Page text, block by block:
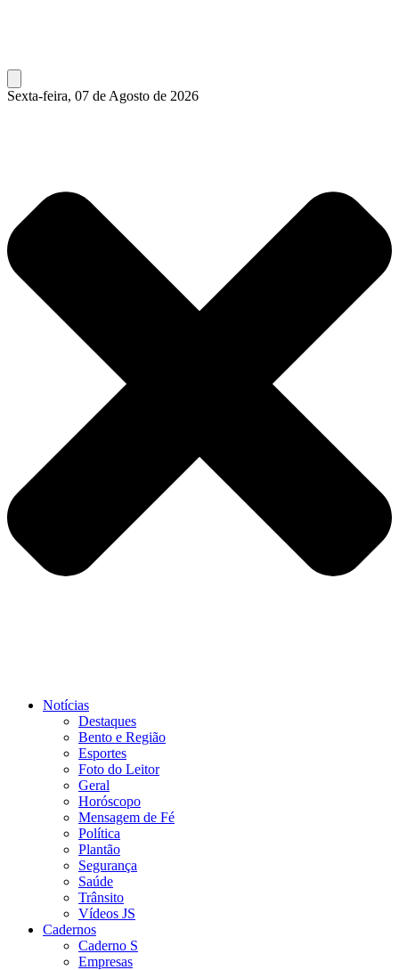
Sexta-feira, 07 de Agosto de 2026
Notícias
Destaques
Bento e Região
Esportes
Foto do Leitor
Geral
Horóscopo
Mensagem de Fé
Política
Plantão
Segurança
Saúde
Trânsito
Vídeos JS
Cadernos
Caderno S
Empresas